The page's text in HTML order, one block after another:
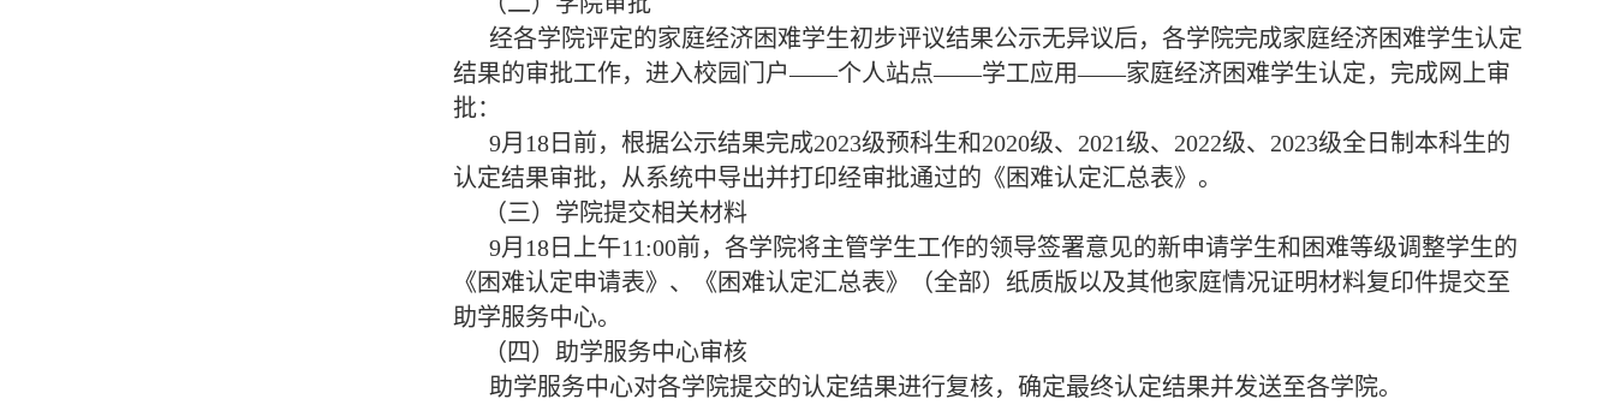
经各学院评定的家庭经济困难学生初步评议结果公示无异议后，各学院完成家庭经济困难学生认定
结果的审批工作，进入校园门户——个人站点——学工应用——家庭经济困难学生认定，完成网上审
批：
9月18日前，根据公示结果完成2023级预科生和2020级、2021级、2022级、2023级全日制本科生的
认定结果审批，从系统中导出并打印经审批通过的《困难认定汇总表》。
（三）学院提交相关材料
9月18日上午11:00前，各学院将主管学生工作的领导签署意见的新申请学生和困难等级调整学生的
《困难认定申请表》、《困难认定汇总表》（全部）纸质版以及其他家庭情况证明材料复印件提交至
助学服务中心。
（四）助学服务中心审核
助学服务中心对各学院提交的认定结果进行复核，确定最终认定结果并发送至各学院。